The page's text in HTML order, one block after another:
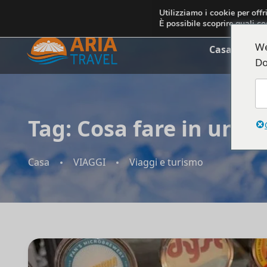
info@ariatravelalbania.com
Casa
Tag: Cosa fare in un
Casa VIAGGI Viaggi e turismo
Utilizziamo i cookie per
È possibile scoprire quali